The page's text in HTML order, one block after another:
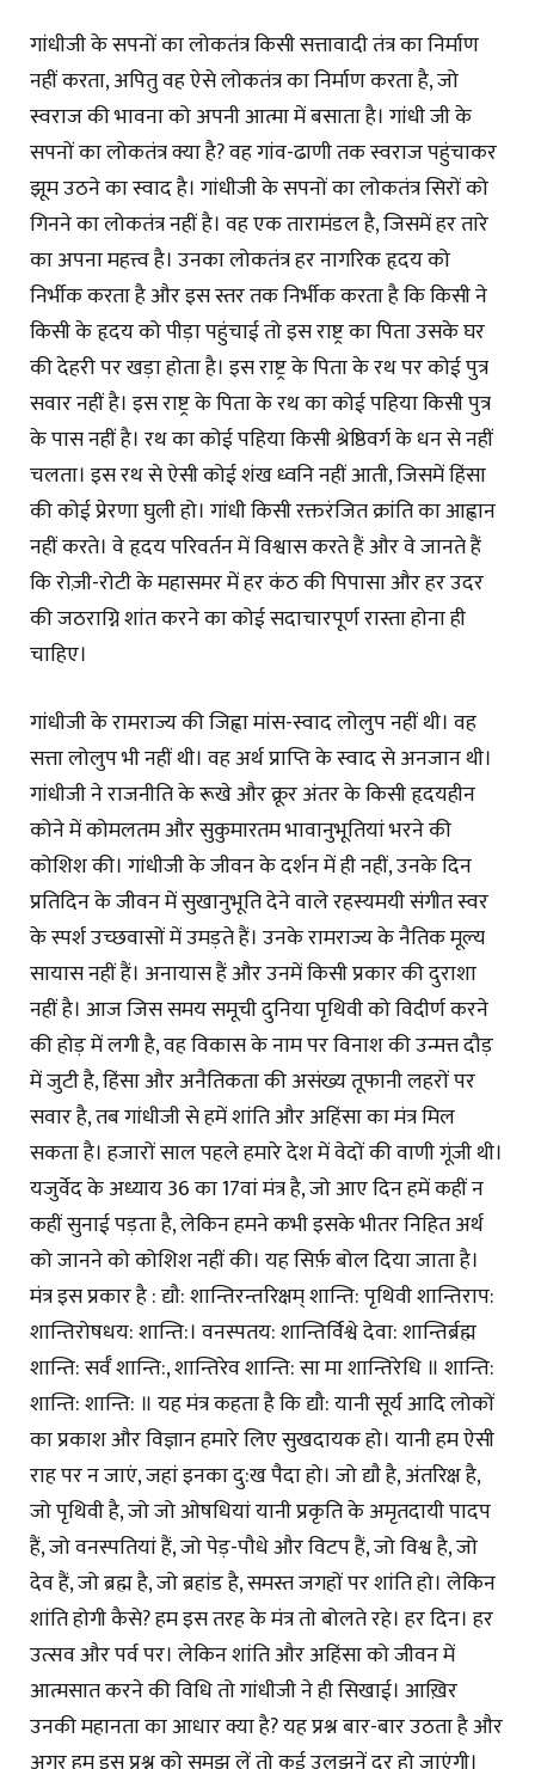
गांधीजी के सपनों का लोकतंत्र किसी सत्तावादी तंत्र का निर्माण
नहीं करता, अपितु वह ऐसे लोकतंत्र का निर्माण करता है, जो
स्वराज की भावना को अपनी आत्मा में बसाता है। गांधी जी के
सपनों का लोकतंत्र क्या है? वह गांव-ढाणी तक स्वराज पहुंचाकर
झूम उठने का स्वाद है। गांधीजी के सपनों का लोकतंत्र सिरों को
गिनने का लोकतंत्र नहीं है। वह एक तारामंडल है, जिसमें हर तारे
का अपना महत्त्व है। उनका लोकतंत्र हर नागरिक हृदय को
निर्भीक करता है और इस स्तर तक निर्भीक करता है कि किसी ने
किसी के हृदय को पीड़ा पहुंचाई तो इस राष्ट्र का पिता उसके घर
की देहरी पर खड़ा होता है। इस राष्ट्र के पिता के रथ पर कोई पुत्र
सवार नहीं है। इस राष्ट्र के पिता के रथ का कोई पहिया किसी पुत्र
के पास नहीं है। रथ का कोई पहिया किसी श्रेष्ठिवर्ग के धन से नहीं
चलता। इस रथ से ऐसी कोई शंख ध्वनि नहीं आती, जिसमें हिंसा
की कोई प्रेरणा घुली हो। गांधी किसी रक्तरंजित क्रांति का आह्वान
नहीं करते। वे हृदय परिवर्तन में विश्वास करते हैं और वे जानते हैं
कि रोज़ी-रोटी के महासमर में हर कंठ की पिपासा और हर उदर
की जठराग्नि शांत करने का कोई सदाचारपूर्ण रास्ता होना ही
चाहिए।
गांधीजी के रामराज्य की जिह्वा मांस-स्वाद लोलुप नहीं थी। वह
सत्ता लोलुप भी नहीं थी। वह अर्थ प्राप्ति के स्वाद से अनजान थी।
गांधीजी ने राजनीति के रूखे और क्रूर अंतर के किसी हृदयहीन
कोने में कोमलतम और सुकुमारतम भावानुभूतियां भरने की
कोशिश की। गांधीजी के जीवन के दर्शन में ही नहीं, उनके दिन
प्रतिदिन के जीवन में सुखानुभूति देने वाले रहस्यमयी संगीत स्वर
के स्पर्श उच्छवासों में उमड़ते हैं। उनके रामराज्य के नैतिक मूल्य
सायास नहीं हैं। अनायास हैं और उनमें किसी प्रकार की दुराशा
नहीं है। आज जिस समय समूची दुनिया पृथिवी को विदीर्ण करने
की होड़ में लगी है, वह विकास के नाम पर विनाश की उन्मत्त दौड़
में जुटी है, हिंसा और अनैतिकता की असंख्य तूफानी लहरों पर
सवार है, तब गांधीजी से हमें शांति और अहिंसा का मंत्र मिल
सकता है। हजारों साल पहले हमारे देश में वेदों की वाणी गूंजी थी।
यजुर्वेद के अध्याय 36 का 17वां मंत्र है, जो आए दिन हमें कहीं न
कहीं सुनाई पड़ता है, लेकिन हमने कभी इसके भीतर निहित अर्थ
को जानने को कोशिश नहीं की। यह सिर्फ़ बोल दिया जाता है।
मंत्र इस प्रकार है : द्यौ: शान्तिरन्तरिक्षम् शान्ति: पृथिवी शान्तिराप:
शान्तिरोषधय: शान्ति:। वनस्पतय: शान्तिर्विश्वे देवा: शान्तिर्ब्रह्म
शान्ति: सर्वँ शान्ति:, शान्तिरेव शान्ति: सा मा शान्तिरेधि ॥ शान्ति:
शान्ति: शान्ति: ॥ यह मंत्र कहता है कि द्यौ: यानी सूर्य आदि लोकों
का प्रकाश और विज्ञान हमारे लिए सुखदायक हो। यानी हम ऐसी
राह पर न जाएं, जहां इनका दु:ख पैदा हो। जो द्याै है, अंतरिक्ष है,
जो पृथिवी है, जो जो ओषधियां यानी प्रकृति के अमृतदायी पादप
हैं, जो वनस्पतियां हैं, जो पेड़-पौधे और विटप हैं, जो विश्व है, जो
देव हैं, जो ब्रह्म है, जो ब्रहांड है, समस्त जगहों पर शांति हो। लेकिन
शांति होगी कैसे? हम इस तरह के मंत्र ताे बोलते रहे। हर दिन। हर
उत्सव और पर्व पर। लेकिन शांति और अहिंसा को जीवन में
आत्मसात करने की विधि तो गांधीजी ने ही सिखाई। आख़िर
उनकी महानता का आधार क्या है? यह प्रश्न बार-बार उठता है और